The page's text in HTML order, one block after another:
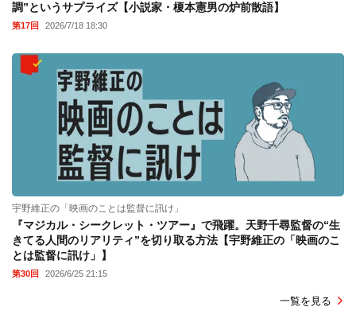
調”というサプライズ【小説家・榎本憲男の炉前散語】
第17回 2026/7/18 18:30
宇野維正の「映画のことは監督に訊け」
『マジカル・シークレット・ツアー』で飛躍。天野千尋監督の“生
きてる人間のリアリティ”を切り取る方法【宇野維正の「映画のこ
とは監督に訊け」】
第30回 2026/6/25 21:15
一覧を見る